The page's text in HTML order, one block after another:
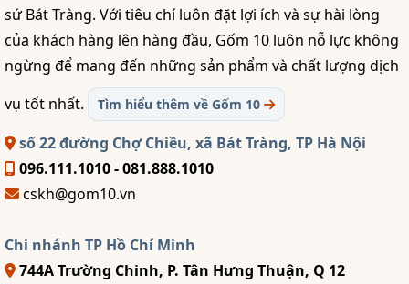
sứ Bát Tràng. Với tiêu chí luôn đặt lợi ích và sự hài lòng
của khách hàng lên hàng đầu, Gốm 10 luôn nỗ lực không
ngừng để mang đến những sản phẩm và chất lượng dịch
vụ tốt nhất.
Tìm hiểu thêm về Gốm 10
số 22 đường Chợ Chiều, xã Bát Tràng, TP Hà Nội
096.111.1010 - 081.888.1010
cskh@gom10.vn
Chi nhánh TP Hồ Chí Minh
744A Trường Chinh, P. Tân Hưng Thuận, Q 12